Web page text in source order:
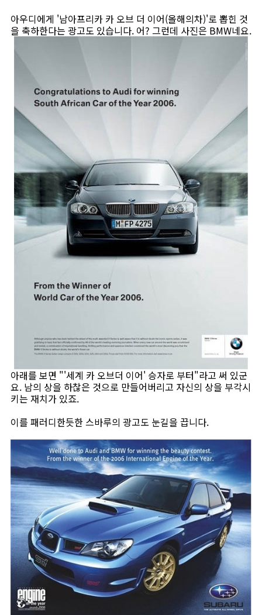
아우디에게 '남아프리카 카 오브 더 이어(올해의차)'로 뽑힌 것
을 축하한다는 광고도 있습니다. 어? 그런데 사진은 BMW네요.
아래를 보면 "'세계 카 오브더 이어' 승자로 부터"라고 써 있군
요. 남의 상을 하찮은 것으로 만들어버리고 자신의 상을 부각시
키는 재치가 있죠.
이를 패러디한듯한 스바루의 광고도 눈길을 끕니다.